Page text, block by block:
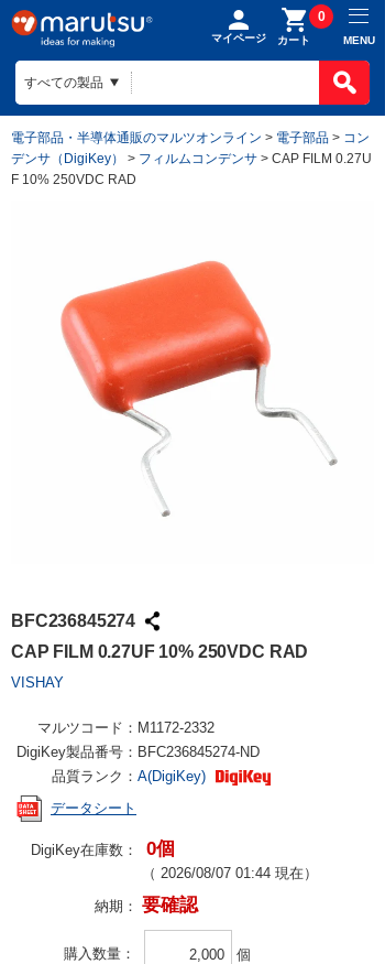
マイページ カート
0
MENU
電子部品・半導体通販のマルツオンライン > 電子部品 > コン
デンサ（DigiKey）
> フィルムコンデンサ > CAP FILM 0.27U
F 10% 250VDC RAD
BFC236845274
CAP FILM 0.27UF 10% 250VDC RAD
VISHAY
マルツコード： M1172-2332
DigiKey製品番号： BFC236845274-ND
品質ランク： A(DigiKey)
データシート
DigiKey在庫数： 0個
（ 2026/08/07 01:44 現在）
納期： 要確認
購入数量 個